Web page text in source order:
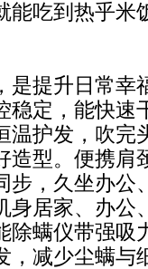
能吃到热乎米
是提升日常幸
稳定，能快速
温护发，吹完
造型。便携肩
步，久坐办公
身居家、办公
除螨仪带强吸
，减少尘螨与